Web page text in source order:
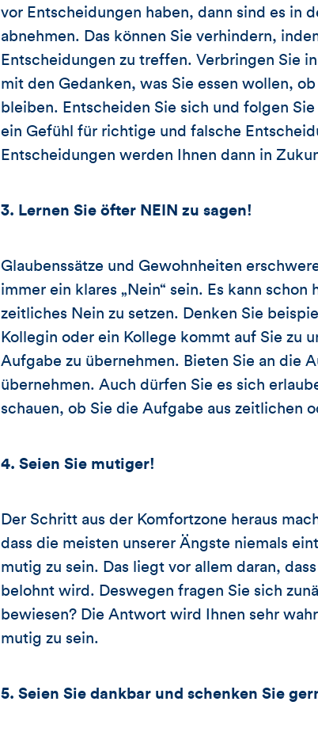
vor Entscheidungen haben, dann sind es in
abnehmen. Das können Sie verhindern,
Entscheidungen zu treffen. Verbringen Sie
mit den Gedanken, was Sie essen wollen,
bleiben. Entscheiden Sie sich und folgen
ein Gefühl für richtige und falsche
Entscheidungen werden Ihnen dann in
3. Lernen Sie öfter NEIN zu sagen!
Glaubenssätze und Gewohnheiten
immer ein klares „Nein“ sein. Es kann
zeitliches Nein zu setzen. Denken Sie
Kollegin oder ein Kollege kommt auf Sie zu
Aufgabe zu übernehmen. Bieten Sie an die
übernehmen. Auch dürfen Sie es sich
schauen, ob Sie die Aufgabe aus zeitlichen
4. Seien Sie mutiger!
Der Schritt aus der Komfortzone heraus
dass die meisten unserer Ängste niemals
mutig zu sein. Das liegt vor allem daran,
belohnt wird. Deswegen fragen Sie sich
bewiesen? Die Antwort wird Ihnen sehr
mutig zu sein.
5. Seien Sie dankbar und schenken Sie